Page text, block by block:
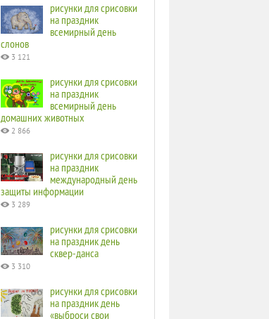
рисунки для срисовки
на праздник
всемирный день
слонов
3 121
рисунки для срисовки
на праздник
всемирный день
домашних животных
2 866
рисунки для срисовки
на праздник
международный день
защиты информации
3 289
рисунки для срисовки
на праздник день
сквер-данса
3 310
рисунки для срисовки
на праздник день
«выброси свои